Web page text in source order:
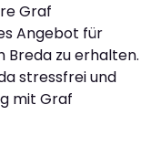
Graf
Angebot für
Breda zu erhalten.
stressfrei und
mit Graf